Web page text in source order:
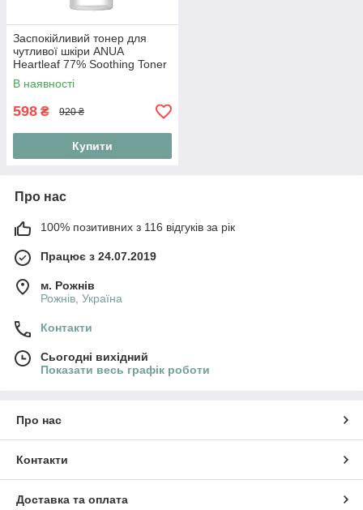
Заспокійливий тонер для
чутливої шкіри ANUA
Heartleaf 77% Soothing Toner
250 мл
В наявності
598 ₴ 920 ₴
Купити
Про нас
100% позитивних з 116 відгуків за рік
Працює з 24.07.2019
м. Рожнів
Рожнів, Україна
Контакти
Сьогодні вихідний
Показати весь графік роботи
Про нас
Контакти
Доставка та оплата